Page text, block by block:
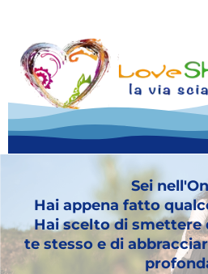
Sei
Hai appena fatto
Hai scelto di
te stesso e di